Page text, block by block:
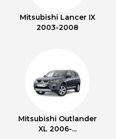
Mitsubishi Lancer IX
2003-2008
Mitsubishi Outlander
XL 2006-...